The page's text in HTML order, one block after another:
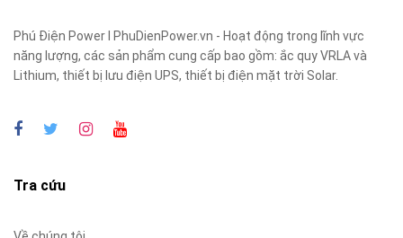
Phú Điện Power I PhuDienPower.vn - Hoạt động trong lĩnh vực
năng lượng, các sản phẩm cung cấp bao gồm: ắc quy VRLA và
Lithium, thiết bị lưu điện UPS, thiết bị điện mặt trời Solar.
Tra cứu